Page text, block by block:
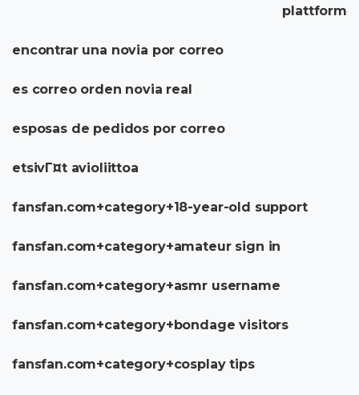
plattform
encontrar una novia por correo
es correo orden novia real
esposas de pedidos por correo
etsivГ¤t avioliittoa
fansfan.com+category+18-year-old support
fansfan.com+category+amateur sign in
fansfan.com+category+asmr username
fansfan.com+category+bondage visitors
fansfan.com+category+cosplay tips